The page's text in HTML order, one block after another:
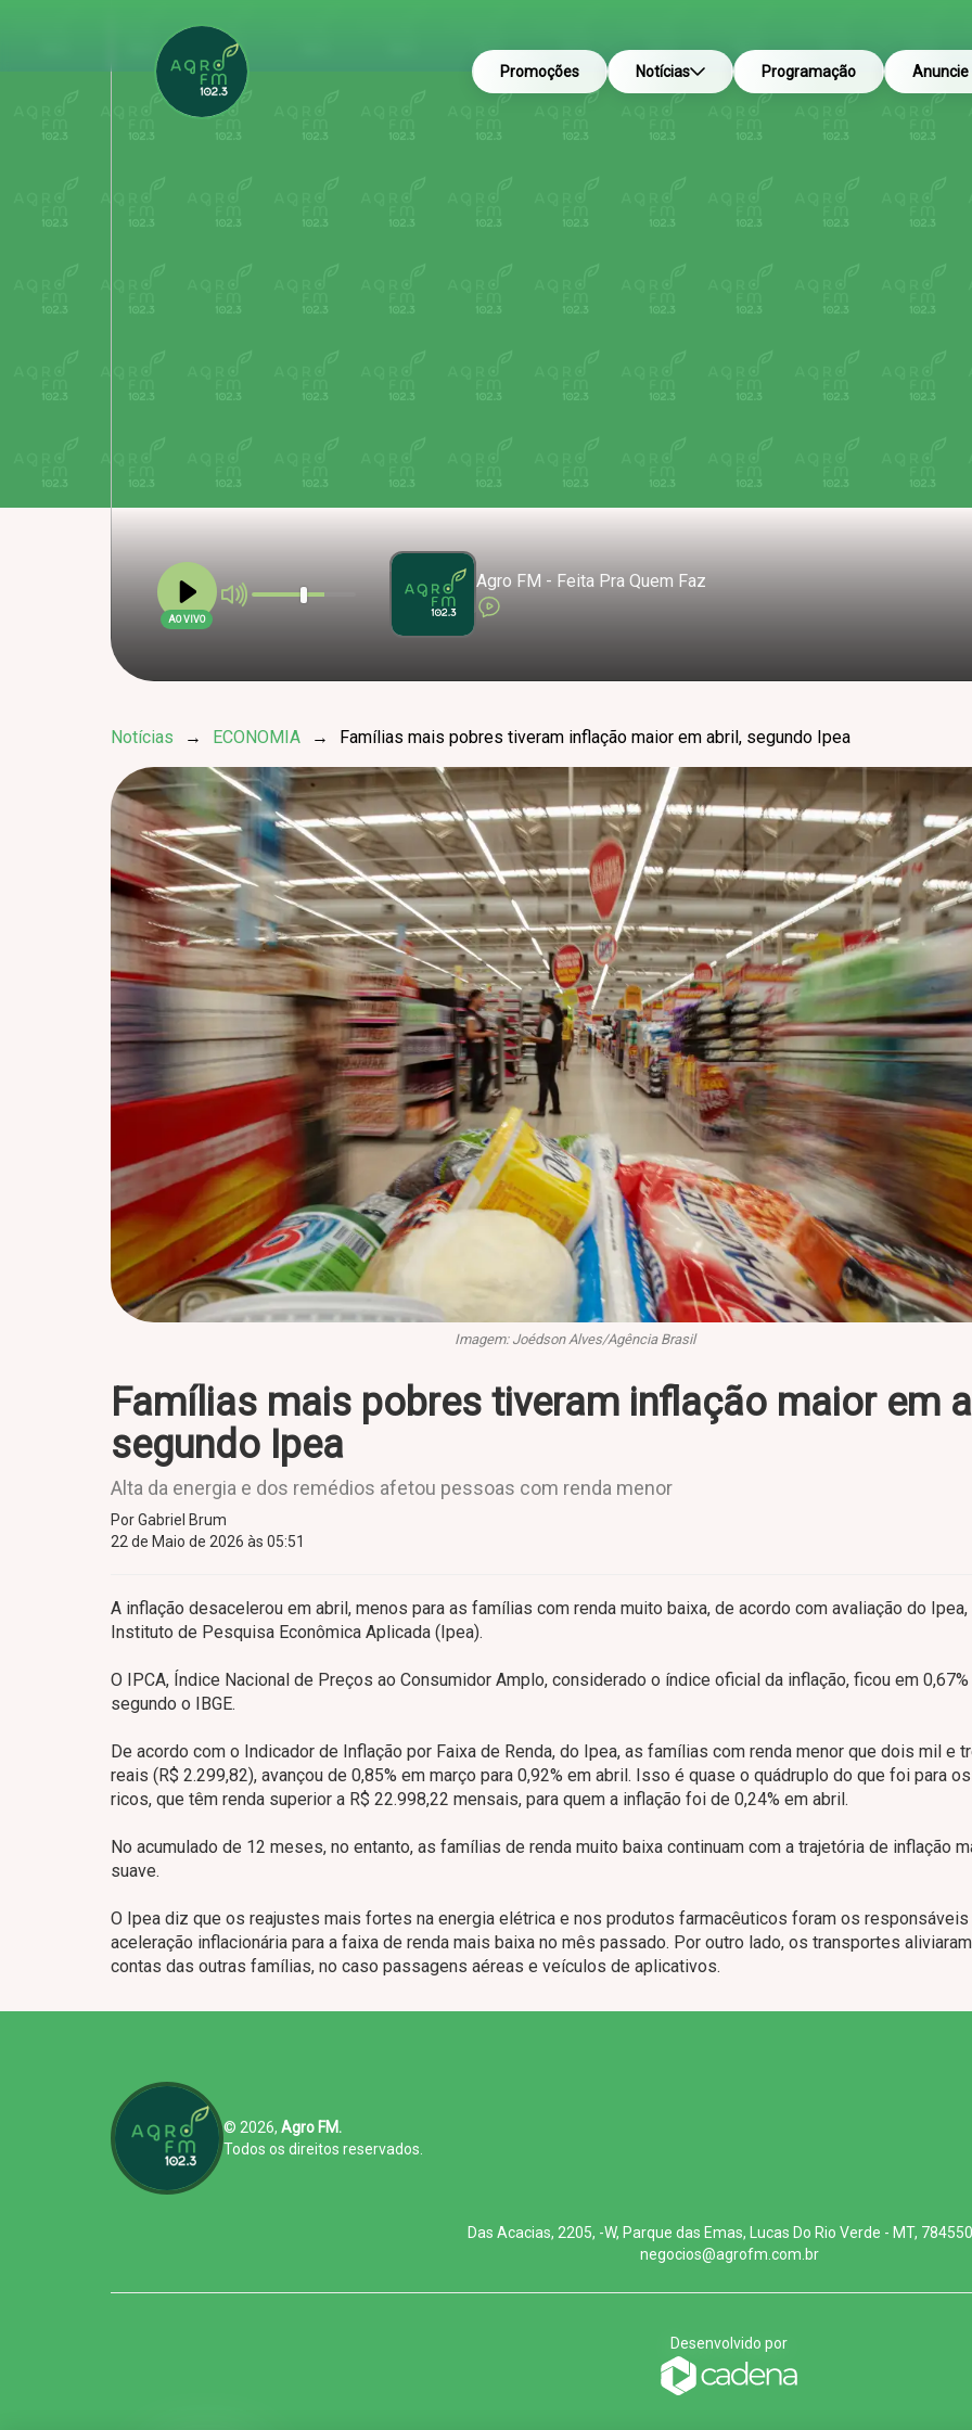
Promoções Notícias Programação Anuncie
AO VIVO
Agro FM - Feita Pra Quem Faz
Notícias → ECONOMIA → Famílias mais pobres tiveram inflação maior em abril, segundo Ipea
Imagem: Joédson Alves/Agência Brasil
Famílias mais pobres tiveram inflação maior em
segundo Ipea
Alta da energia e dos remédios afetou pessoas com renda menor
Por Gabriel Brum
22 de Maio de 2026 às 05:51
A inflação desacelerou em abril, menos para as famílias com renda muito baixa, de acordo com avaliação do Ipea,
Instituto de Pesquisa Econômica Aplicada (Ipea).
O IPCA, Índice Nacional de Preços ao Consumidor Amplo, considerado o índice oficial da inflação, ficou em
segundo o IBGE.
De acordo com o Indicador de Inflação por Faixa de Renda, do Ipea, as famílias com renda menor que dois mil e
reais (R$ 2.299,82), avançou de 0,85% em março para 0,92% em abril. Isso é quase o quádruplo do que foi para
ricos, que têm renda superior a R$ 22.998,22 mensais, para quem a inflação foi de 0,24% em abril.
No acumulado de 12 meses, no entanto, as famílias de renda muito baixa continuam com a trajetória de inflação
suave.
O Ipea diz que os reajustes mais fortes na energia elétrica e nos produtos farmacêuticos foram os responsáveis
aceleração inflacionária para a faixa de renda mais baixa no mês passado. Por outro lado, os transportes
contas das outras famílias, no caso passagens aéreas e veículos de aplicativos.
© 2026, Agro FM.
Todos os direitos reservados.
Das Acacias, 2205, -W, Parque das Emas, Lucas Do Rio Verde - MT,
negocios@agrofm.com.br
Desenvolvido por